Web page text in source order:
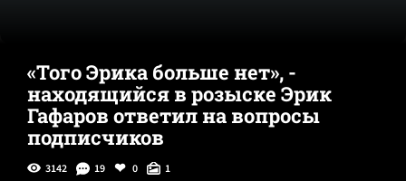
«Того Эрика больше нет», -
находящийся в розыске Эрик
Гафаров ответил на вопросы
подписчиков
3142 19 0 1